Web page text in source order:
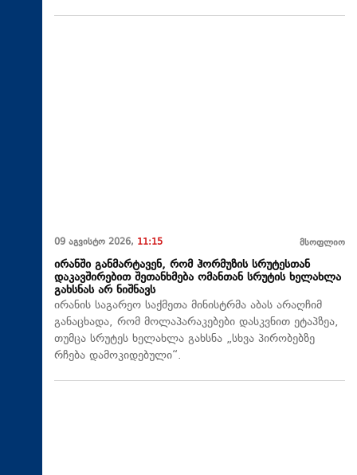
09 აგვისტო 2026, 11:15 მსოფლიო
ირანში განმარტავენ, რომ ჰორმუზის სრუტესთან
დაკავშირებით შეთანხმება ომანთან სრუტის ხელახლა
გახსნას არ ნიშნავს
ირანის საგარეო საქმეთა მინისტრმა აბას არაღჩიმ
განაცხადა, რომ მოლაპარაკებები დასკვნით ეტაპზეა,
თუმცა სრუტეს ხელახლა გახსნა „სხვა პირობებზე
რჩება დამოკიდებული“.